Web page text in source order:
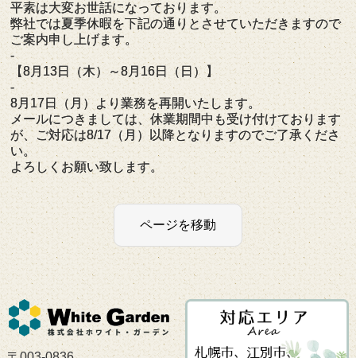
平素は大変お世話になっております。
弊社では夏季休暇を下記の通りとさせていただきますので
ご案内申し上げます。
-
【8月13日（木）～8月16日（日）】
-
8月17日（月）より業務を再開いたします。
メールにつきましては、休業期間中も受け付けております
が、ご対応は8/17（月）以降となりますのでご了承くださ
い。
よろしくお願い致します。